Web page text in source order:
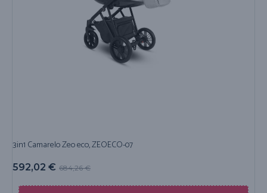
3in1 Camarelo Zeo eco, ZEOECO-07
684,26€
592,02 €